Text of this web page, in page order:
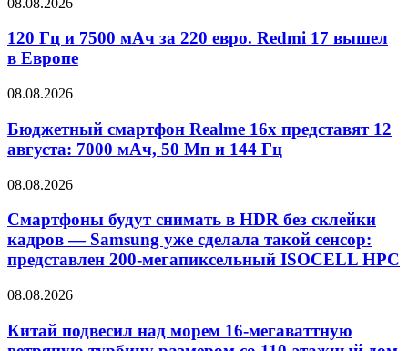
120 Гц и 7500 мАч за 220 евро. Redmi 17 вышел
в Европе
08.08.2026
Бюджетный смартфон Realme 16x представят 12
августа: 7000 мАч, 50 Мп и 144 Гц
08.08.2026
Смартфоны будут снимать в HDR без склейки
кадров — Samsung уже сделала такой сенсор:
представлен 200-мегапиксельный ISOCELL HPC
08.08.2026
Китай подвесил над морем 16-мегаваттную